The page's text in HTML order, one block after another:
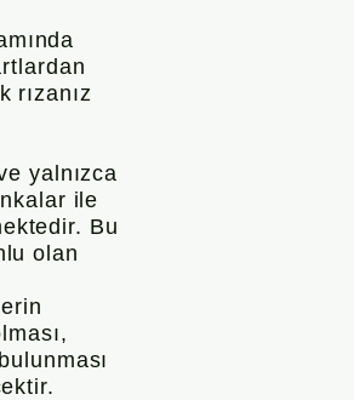
rızanız
yalnızca
ile
Bu
olan